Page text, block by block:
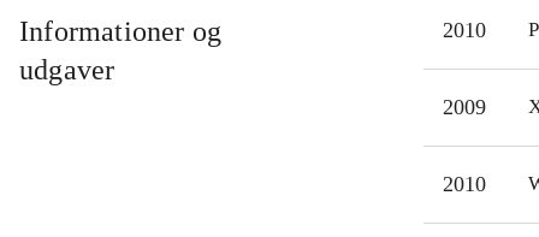
Informationer og
udgaver
2010
2009
2010